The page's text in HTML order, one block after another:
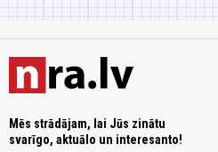
Mēs strādājam, lai Jūs zinātu
svarīgo, aktuālo un interesanto!